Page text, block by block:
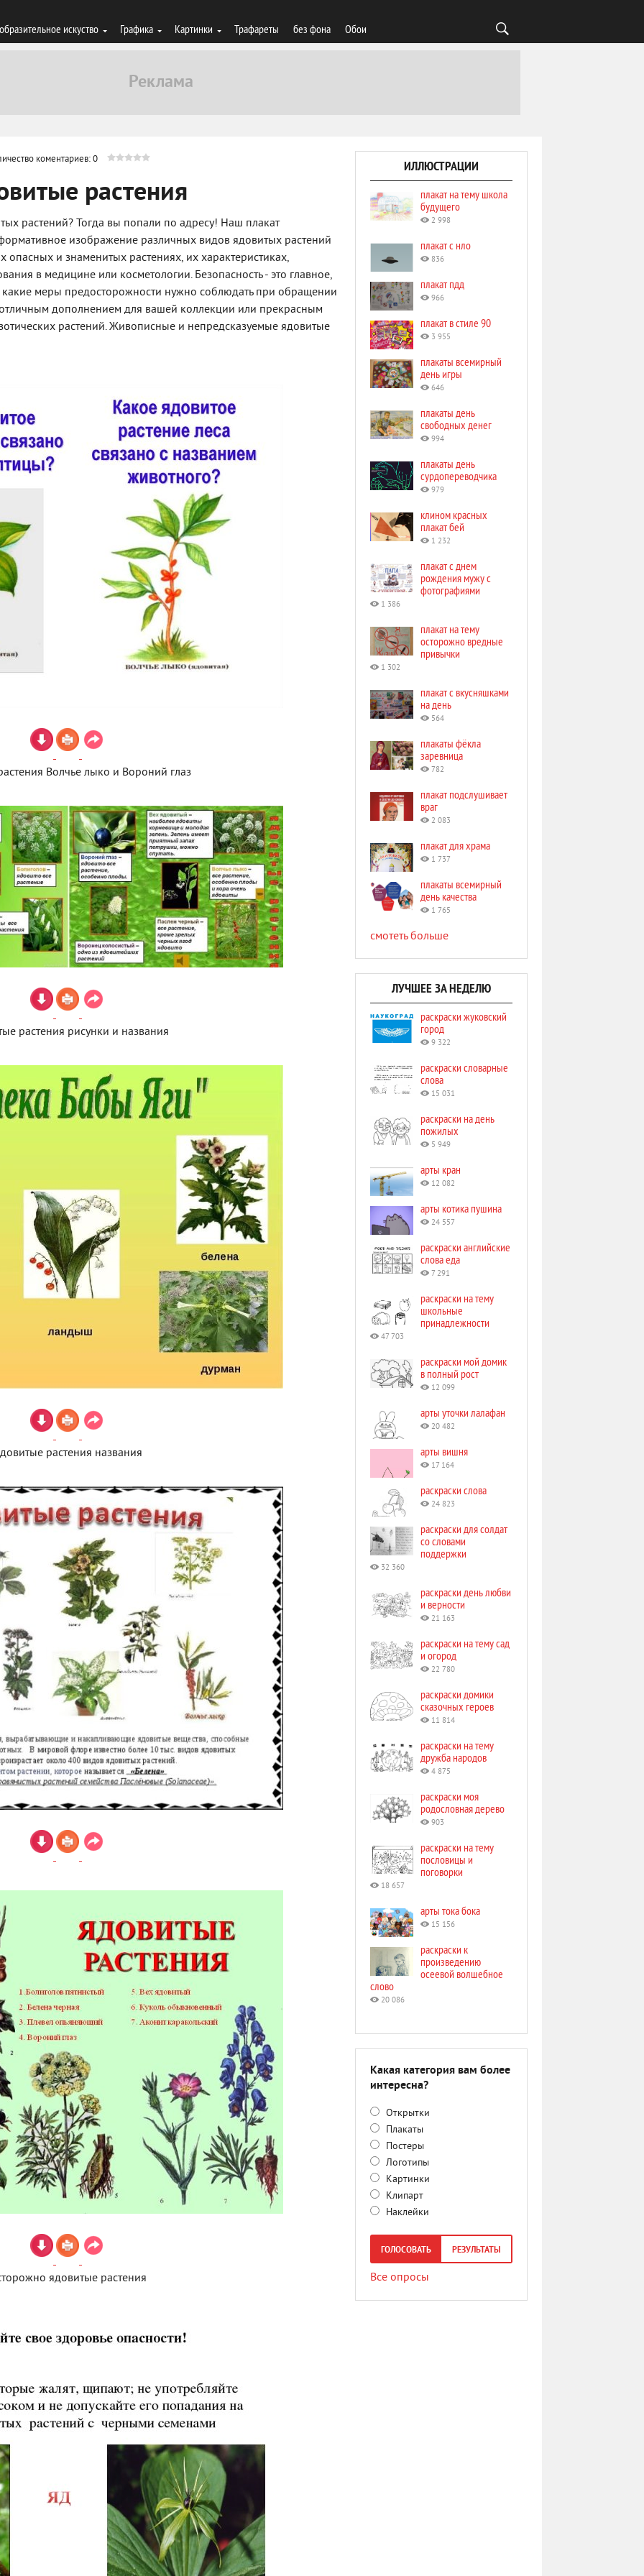
искуство Графика Картинки Трафареты без фона Обои
коментариев: 0
растения
растений? Тогда вы попали по адресу! Наш плакат
изображение различных видов ядовитых растений
опасных и знаменитых растениях, их характеристиках,
в медицине или косметологии. Безопасность - это главное,
меры предосторожности нужно соблюдать при обращении
дополнением для вашей коллекции или прекрасным
растений. Живописные и непредсказуемые ядовитые
Волчье лыко и Вороний глаз
растения рисунки и названия
растения названия
ядовитые растения
ИЛЛЮСТРАЦИИ
плакат на тему школа
будущего
2 998
плакат с нло
836
плакат пдд
966
плакат в стиле 90
3 955
плакаты всемирный
день игры
646
плакаты день
свободных денег
994
плакаты день
сурдопереводчика
979
клином красных
плакат бей
1 232
плакат с днем
рождения мужу с
фотографиями
1 386
плакат на тему
осторожно вредные
привычки
1 302
плакат с вкусняшками
на день
564
плакаты фёкла
заревница
782
плакат подслушивает
враг
2 083
плакат для храма
1 737
плакаты всемирный
день качества
1 765
смотеть больше
ЛУЧШЕЕ ЗА НЕДЕЛЮ
раскраски жуковский
город
9 322
раскраски словарные
слова
15 031
раскраски на день
пожилых
5 949
арты кран
12 082
арты котика пушина
24 557
раскраски английские
слова еда
7 291
раскраски на тему
школьные
принадлежности
47 703
раскраски мой домик
в полный рост
12 099
арты уточки лалафан
20 482
арты вишня
17 164
раскраски слова
24 823
раскраски для солдат
со словами
поддержки
32 360
раскраски день любви
и верности
21 163
раскраски на тему сад
и огород
22 780
раскраски домики
сказочных героев
11 814
раскраски на тему
дружба народов
4 875
раскраски моя
родословная дерево
903
раскраски на тему
пословицы и
поговорки
18 657
арты тока бока
15 156
раскраски к
произведению
осеевой волшебное
слово
20 086
Какая категория вам более
интересна?
Открытки
Плакаты
Постеры
Логотипы
Картинки
Клипарт
Наклейки
ГОЛОСОВАТЬ РЕЗУЛЬТАТЫ
Все опросы